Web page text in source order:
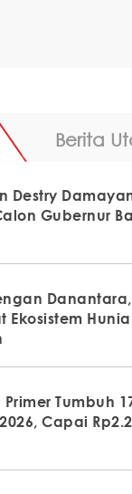
Berita
Destry
Gubernur
Danantara,
Ekosistem
Tumbuh
Capai